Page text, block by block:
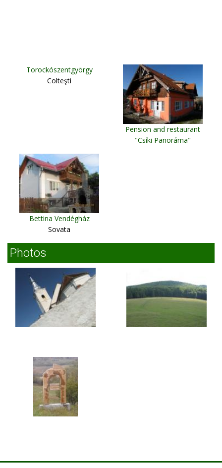
Torockószentgyörgy
Colteşti
Pension and restaurant
"Csíki Panoráma"
Bettina Vendégház
Sovata
Photos